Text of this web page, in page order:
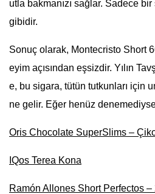
utla bakmanızı sağlar. Sadece
gibidir.
Sonuç olarak, Montecristo Short
eyim açısından eşsizdir. Yılın
e, bu sigara, tütün tutkunları için
ne gelir. Eğer henüz
Oris Chocolate SuperSlims –
IQos Terea Kona
Ramón Allones Short Perfectos –